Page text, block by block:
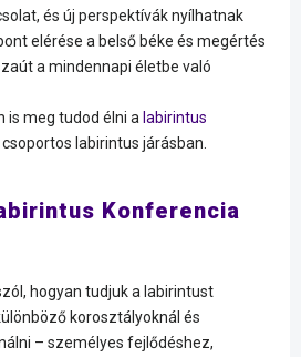
és új perspektívák nyílhatnak
elérése a belső béke és megértés
a mindennapi életbe való
is meg tudod élni a labirintus
labirintus járásban.
Konferencia
hogyan tudjuk a labirintust
korosztályoknál és
– személyes fejlődéshez,